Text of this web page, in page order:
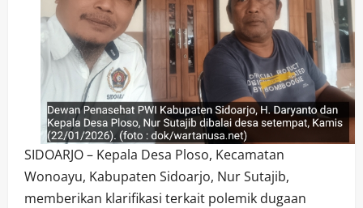
SIDOARJO – Kepala Desa Ploso, Kecamatan
Wonoayu, Kabupaten Sidoarjo, Nur Sutajib,
memberikan klarifikasi terkait polemik dugaan